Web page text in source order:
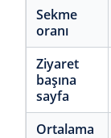
Sekme
oranı
Ziyaret
başına
sayfa
Ortalama